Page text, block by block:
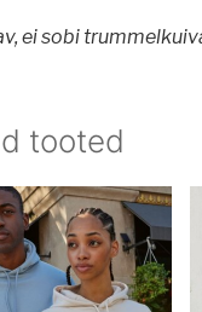
ei sobi
tooted